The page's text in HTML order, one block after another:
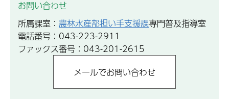
お問い合わせ
所属課室： 農林水産部担い手支援課専門普及指導室
電話番号：043-223-2911
ファックス番号：043-201-2615